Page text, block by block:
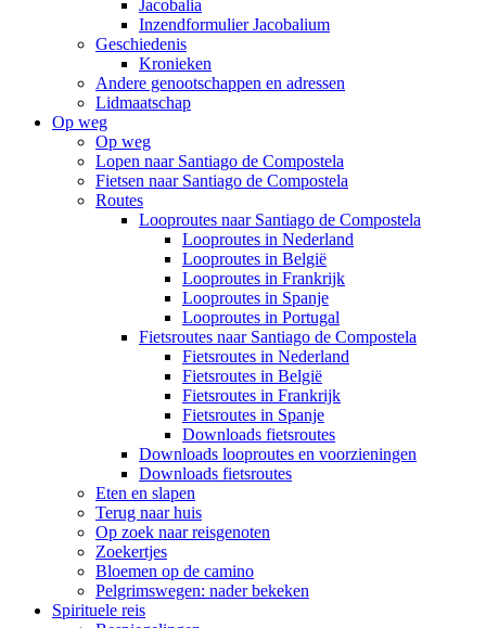
Jacobalia
Inzendformulier Jacobalium
Geschiedenis
Kronieken
Andere genootschappen en adressen
Lidmaatschap
Op weg
Op weg
Lopen naar Santiago de Compostela
Fietsen naar Santiago de Compostela
Routes
Looproutes naar Santiago de Compostela
Looproutes in Nederland
Looproutes in België
Looproutes in Frankrijk
Looproutes in Spanje
Looproutes in Portugal
Fietsroutes naar Santiago de Compostela
Fietsroutes in Nederland
Fietsroutes in België
Fietsroutes in Frankrijk
Fietsroutes in Spanje
Downloads fietsroutes
Downloads looproutes en voorzieningen
Downloads fietsroutes
Eten en slapen
Terug naar huis
Op zoek naar reisgenoten
Zoekertjes
Bloemen op de camino
Pelgrimswegen: nader bekeken
Spirituele reis